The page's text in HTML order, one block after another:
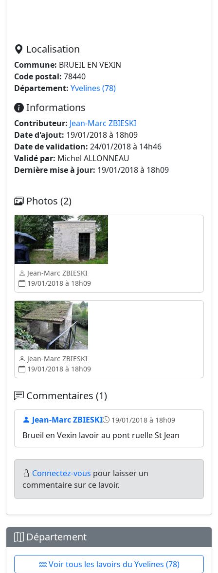
Localisation
Commune: BRUEIL EN VEXIN
Code postal: 78440
Département: Yvelines (78)
Informations
Contributeur: Jean-Marc ZBIESKI
Date d'ajout: 19/01/2018 à 18h09
Date de validation: 24/01/2018 à 14h46
Validé par: Michel ALLONNEAU
Dernière mise à jour: 19/01/2018 à 18h09
Photos (2)
Jean-Marc ZBIESKI
19/01/2018 à 18h09
Jean-Marc ZBIESKI
19/01/2018 à 18h09
Commentaires (1)
Jean-Marc ZBIESKI 19/01/2018 à 18h09
Brueil en Vexin lavoir au pont ruelle St Jean
Connectez-vous pour laisser un
commentaire sur ce lavoir.
Département
Voir tous les lavoirs du Yvelines (78)